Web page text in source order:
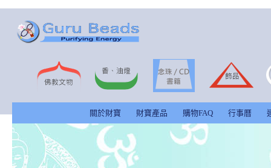
關於財寶 財寶產品 購物FAQ 行事曆